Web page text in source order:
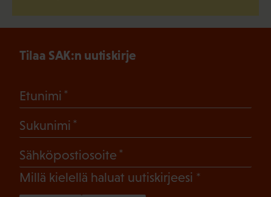
Tilaa SAK:n uutiskirje
Etunimi
Sukunimi
Sähköpostiosoite
Millä kielellä haluat uutiskirjeesi (Pakollinen)